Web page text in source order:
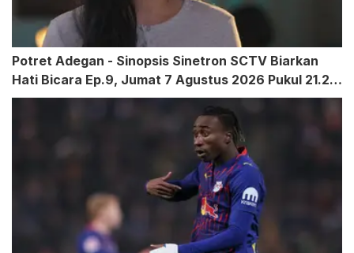
Potret Adegan - Sinopsis Sinetron SCTV Biarkan
Hati Bicara Ep.9, Jumat 7 Agustus 2026 Pukul 21.20
WIB